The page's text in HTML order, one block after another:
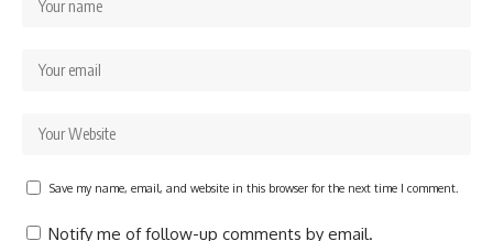
Save my name, email, and website in this browser for the next time I comment.
Notify me of follow-up comments by email.